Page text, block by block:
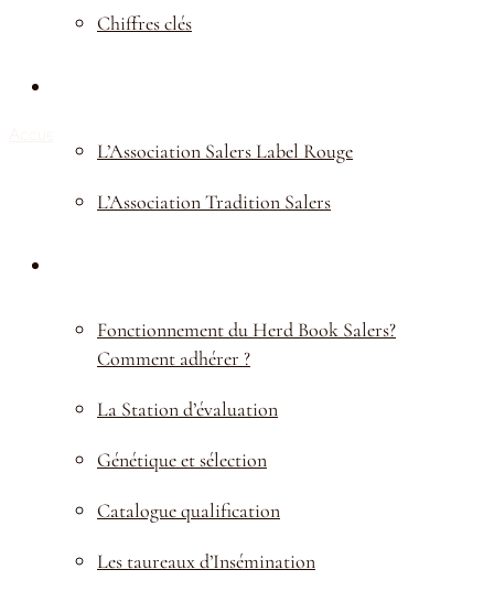
Chiffres clés
L’Association Salers Label Rouge
L’Association Tradition Salers
Fonctionnement du Herd Book Salers?
Comment adhérer ?
La Station d’évaluation
Génétique et sélection
Catalogue qualification
Les taureaux d’Insémination
Notre galerie